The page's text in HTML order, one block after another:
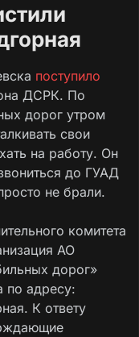
поступило
ДСРК. По
дорог утром
свои
на работу. Он
до ГУАД
не брали.
комитета
АО
дорог»
по адресу:
К ответу